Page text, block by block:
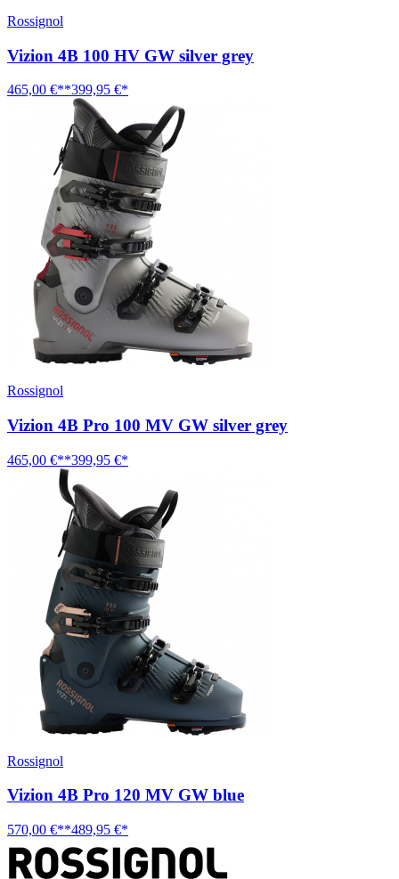
Rossignol
Vizion 4B 100 HV GW silver grey
465,00 €**399,95 €*
Rossignol
Vizion 4B Pro 100 MV GW silver grey
465,00 €**399,95 €*
Rossignol
Vizion 4B Pro 120 MV GW blue
570,00 €**489,95 €*